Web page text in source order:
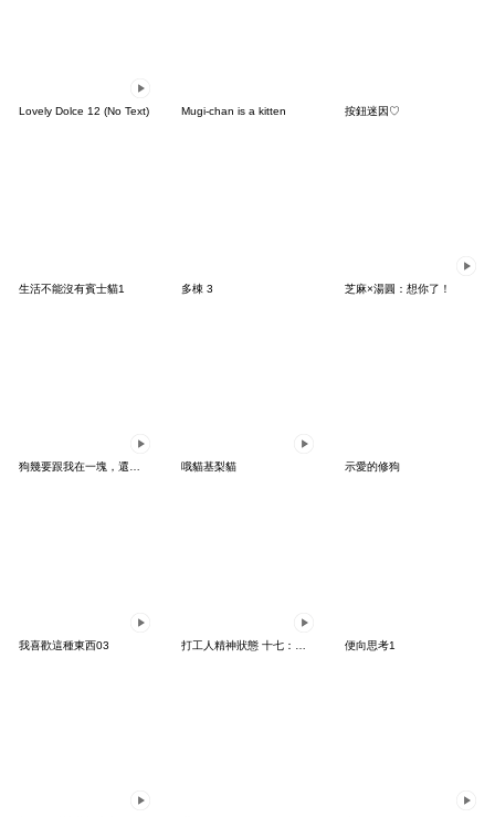
Lovely Dolce 12 (No Text) Mugi-chan is a kitten 按鈕迷因♡
生活不能沒有賓士貓1 多棟 3 芝麻×湯圓：想你了！
狗幾要跟我在一塊，還是想要變成一塊一塊？ 哦貓基梨貓 示愛的修狗
我喜歡這種東西03 便向思考1